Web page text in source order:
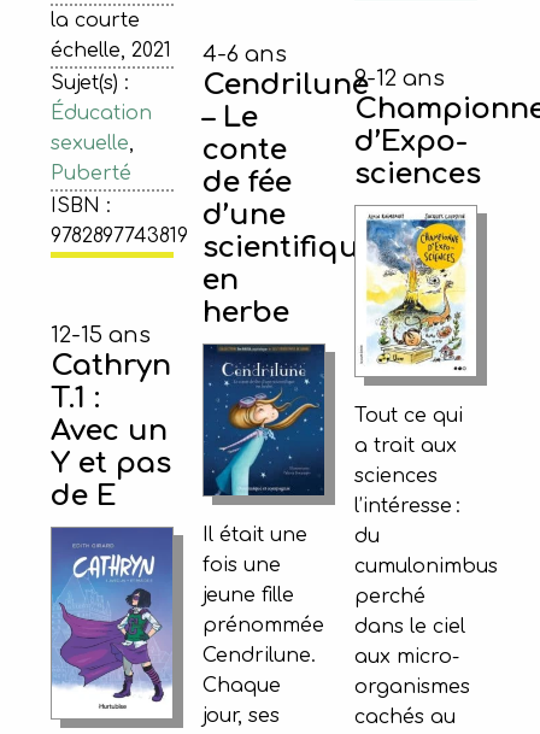
la courte
échelle, 2021
Sujet(s) :
Éducation
sexuelle,
Puberté
ISBN :
9782897743819
12-15 ans
Cathryn
T.1 :
Avec un
Y et pas
de E
4-6 ans
Cendrilune
– Le
conte
de fée
d’une
scientifique
en
herbe
Il était une
fois une
jeune fille
prénommée
Cendrilune.
Chaque
jour, ses
9-12 ans
d’Expo-
sciences
Tout ce qui
a trait aux
sciences
l’intéresse :
du
cumulonimbus
perché
dans le ciel
aux micro-
organismes
cachés au